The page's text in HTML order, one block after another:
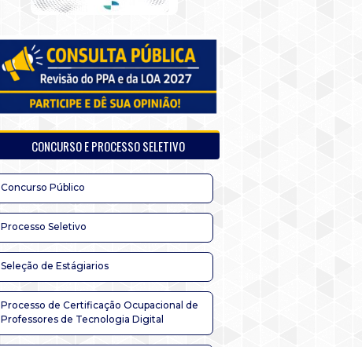
CONCURSO E PROCESSO SELETIVO
Concurso Público
Processo Seletivo
Seleção de Estágiarios
Processo de Certificação Ocupacional de
Professores de Tecnologia Digital